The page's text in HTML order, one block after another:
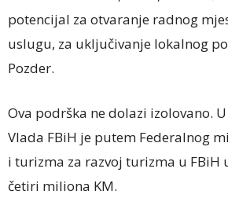
potencijal za otvaranje radnog
uslugu, za uključivanje lokalnog
Pozder.
Ova podrška ne dolazi izolovano.
Vlada FBiH je putem Federalnog
i turizma za razvoj turizma u
četiri miliona KM.